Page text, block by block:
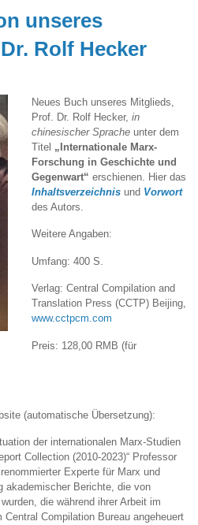
unseres
Rolf Hecker
Neues Buch unseres Mitglieds,
Prof. Dr. Rolf Hecker,in
chinesischer Sprache unter dem
Titel „Internationale Marx-
Forschung in Geschichte und
Gegenwart“ erschienen. Hier das
Inhaltsverzeichnis und Vorwort
des Autors.
Weitere Angaben:
Umfang: 400 S.
Verlag: Central Compilation and
Translation Press (CCTP) Beijing,
www.cctpcm.com
Preis: 128,00 RMB (für
(automatische Übersetzung):
der internationalen Marx-Studien
Collection (2010-2023)“ Professor
Experte für Marx und
akademischer Berichte, die von
die während ihrer Arbeit im
Compilation Bureau angeheuert